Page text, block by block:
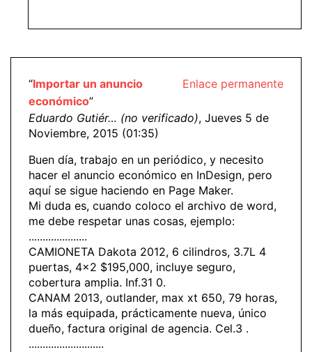
Enlace permanente
“Importar un anuncio
económico”
Eduardo Gutiér… (no verificado), Jueves 5 de
Noviembre, 2015 (01:35)
Buen día, trabajo en un periódico, y necesito
hacer el anuncio económico en InDesign, pero
aquí se sigue haciendo en Page Maker.
Mi duda es, cuando coloco el archivo de word,
me debe respetar unas cosas, ejemplo:
.....................
CAMIONETA Dakota 2012, 6 cilindros, 3.7L 4
puertas, 4x2 $195,000, incluye seguro,
cobertura amplia. Inf.31 0.
CANAM 2013, outlander, max xt 650, 79 horas,
la más equipada, prácticamente nueva, único
dueño, factura original de agencia. Cel.3 .
...........................